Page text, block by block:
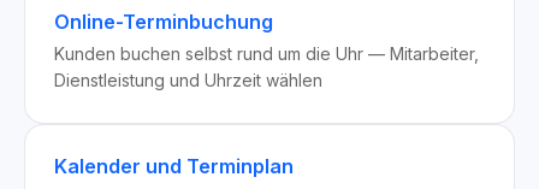
Online-Terminbuchung
Kunden buchen selbst rund um die Uhr — Mitarbeiter,
Dienstleistung und Uhrzeit wählen
Kalender und Terminplan